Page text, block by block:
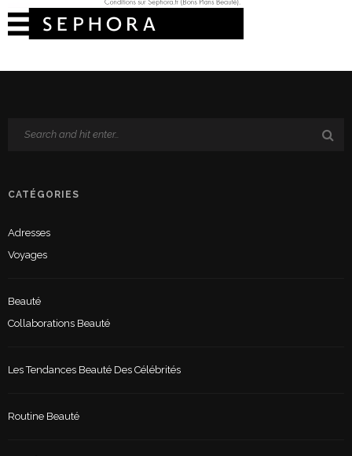
CATÉGORIES
Adresses
Voyages
Beauté
Collaborations Beauté
Les Tendances Beauté Des Célébrités
Routine Beauté